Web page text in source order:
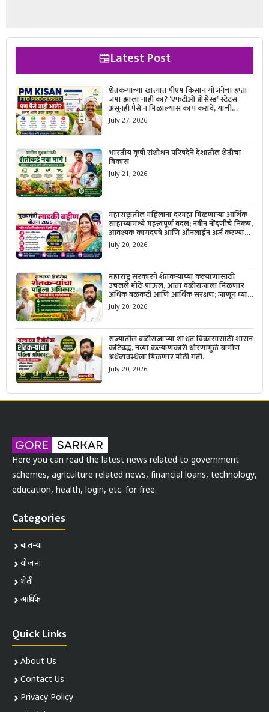
Latest Post
शेतकऱ्यांच्या खात्यात पीएम किसान योजनेचा हप्ता
जमा झाला नाही का? ‘एफटीओ प्रोसेस्ड’ स्टेटस
असूनही पैसे न मिळाल्यास काय करावे, याची
सविस्तर माहिती जाणून घ्या.
July 27, 2026
भारतीय कृषी संशोधन परिषदेने देशातील शेतीचा
विकास
July 21, 2026
महाराष्ट्रातील महिलांना दरमहा मिळणाऱ्या आर्थिक
साहाय्यामध्ये महत्त्वपूर्ण बदल; नवीन नोंदणीचे निकष,
आवश्यक कागदपत्रे आणि ऑनलाईन अर्ज करण्याची
सोपी प्रक्रिया जाणून घ्या.
July 20, 2026
महाराष्ट्र सरकारने शेतकऱ्यांच्या कल्याणासाठी
उचलले मोठे पाऊल, आता बळीराजाला मिळणार
अधिक बळकटी आणि आर्थिक संरक्षण; जाणून घ्या
सरकारचा नवा संकल्प.
July 20, 2026
राज्यातील बळीराजाच्या शाश्वत विकासासाठी शासन
कटिबद्ध, नव्या कल्याणकारी धोरणांमुळे ग्रामीण
अर्थव्यवस्थेला मिळणार मोठी गती.
July 20, 2026
Here you can read the latest news related to government
schemes, agriculture related news, financial loans, technology,
education, health, login, etc. for free.
Categories
बातम्या
योजना
शेती
आर्थिक
Quick Links
About Us
Contact Us
Privacy Policy